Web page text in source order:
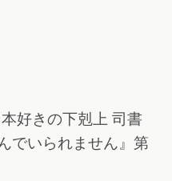
好きの下剋上 司書
でいられません』第